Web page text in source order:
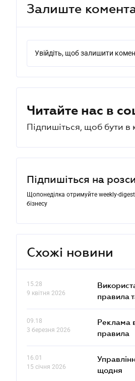
Залиште
Увійдіть, щоб залишити
Читайте нас в
Підпишіться, щоб бути в
Підпишіться на
Щопонеділка отримуйте weekly-
бізнесу
Схожі новини
15.28
9 квітня 2026
правила
09.18
3 березня 2026
Реклама
правила
16.01
15 січня 2026
щодня